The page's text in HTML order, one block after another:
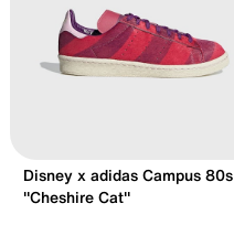
Disney x adidas Campus 80s
"Cheshire Cat"